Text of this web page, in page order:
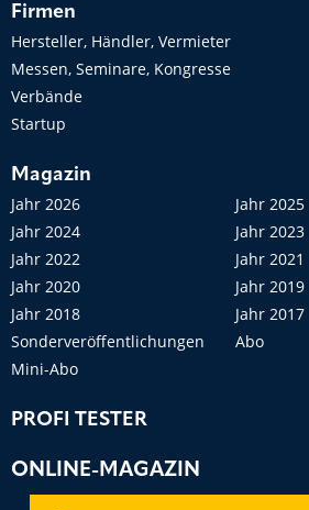
Firmen
Hersteller, Händler, Vermieter
Messen, Seminare, Kongresse
Verbände
Startup
Magazin
Jahr 2026
Jahr 2025
Jahr 2024
Jahr 2023
Jahr 2022
Jahr 2021
Jahr 2020
Jahr 2019
Jahr 2018
Jahr 2017
Sonderveröffentlichungen
Abo
Mini-Abo
PROFI TESTER
ONLINE-MAGAZIN